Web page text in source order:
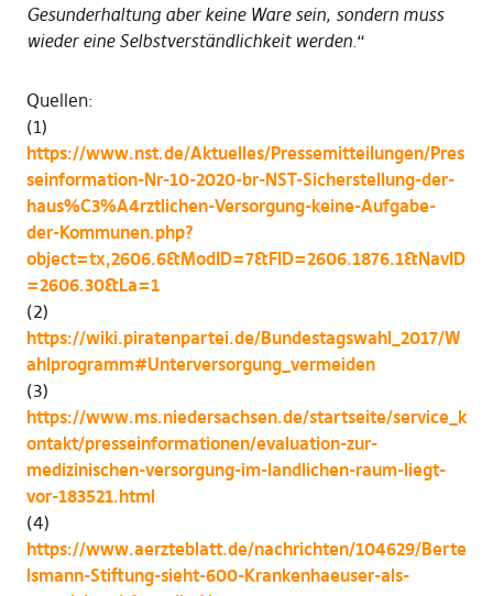
Gesunderhaltung aber keine Ware sein, sondern muss
wieder eine Selbstverständlichkeit werden. “
Quellen:
(1)
https://www.nst.de/Aktuelles/Pressemitteilungen/Pres
seinformation-Nr-10-2020-br-NST-Sicherstellung-der-
haus%C3%A4rztlichen-Versorgung-keine-Aufgabe-
der-Kommunen.php?
object=tx,2606.6&ModID=7&FID=2606.1876.1&NavID
=2606.30&La=1
(2)
https://wiki.piratenpartei.de/Bundestagswahl_2017/W
ahlprogramm#Unterversorgung_vermeiden
(3)
https://www.ms.niedersachsen.de/startseite/service_k
ontakt/presseinformationen/evaluation-zur-
medizinischen-versorgung-im-landlichen-raum-liegt-
vor-183521.html
(4)
https://www.aerzteblatt.de/nachrichten/104629/Berte
lsmann-Stiftung-sieht-600-Krankenhaeuser-als-